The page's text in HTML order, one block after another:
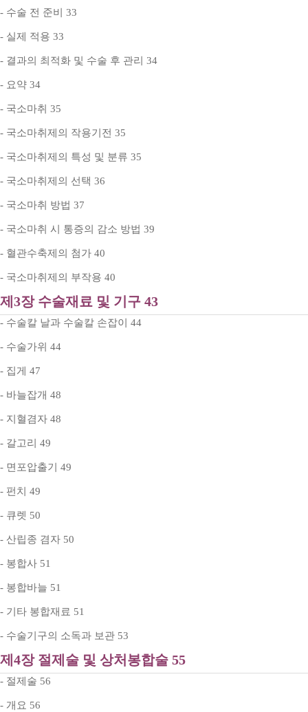
- 수술 전 준비 33
- 실제 적용 33
- 결과의 최적화 및 수술 후 관리 34
- 요약 34
- 국소마취 35
- 국소마취제의 작용기전 35
- 국소마취제의 특성 및 분류 35
- 국소마취제의 선택 36
- 국소마취 방법 37
- 국소마취 시 통증의 감소 방법 39
- 혈관수축제의 첨가 40
- 국소마취제의 부작용 40
제3장 수술재료 및 기구 43
- 수술칼 날과 수술칼 손잡이 44
- 수술가위 44
- 집게 47
- 바늘잡개 48
- 지혈겸자 48
- 갈고리 49
- 면포압출기 49
- 펀치 49
- 큐렛 50
- 산립종 겸자 50
- 봉합사 51
- 봉합바늘 51
- 기타 봉합재료 51
- 수술기구의 소독과 보관 53
제4장 절제술 및 상처봉합술 55
- 절제술 56
- 개요 56